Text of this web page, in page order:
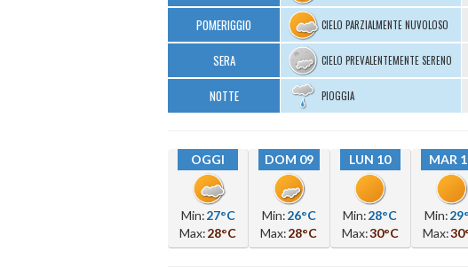
POMERIGGIO CIELO PARZIALMENTE NUVOLOSO
SERA CIELO PREVALENTEMENTE SERENO
NOTTE PIOGGIA
OGGI
Min:27°C
Max:28°C
DOM 09
Min:26°C
Max:28°C
LUN 10
Min:28°C
Max:30°C
MAR
Min:
Max: